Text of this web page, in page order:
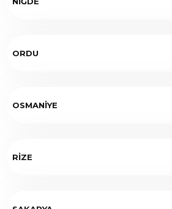
ORDU
OSMANİYE
RİZE